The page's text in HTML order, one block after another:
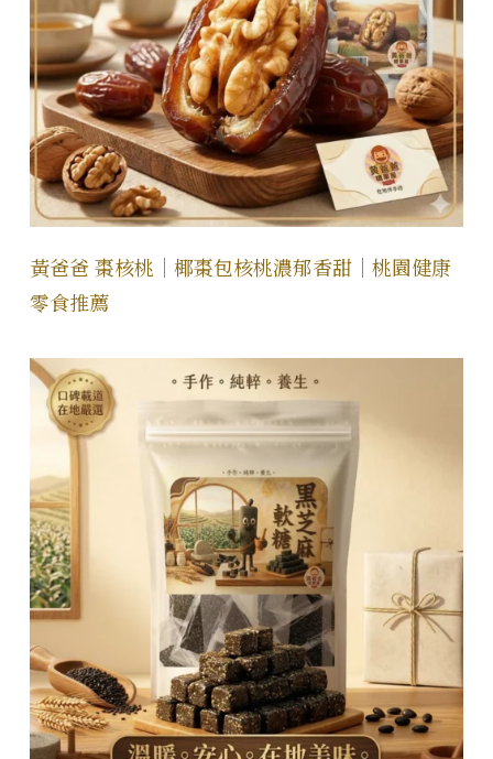
黃爸爸 棗核桃｜椰棗包核桃濃郁香甜｜桃園健康
零食推薦